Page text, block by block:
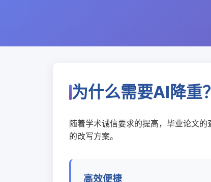
为什么需要AI降重？
随着学术诚信要求的提高，毕业论文
的改写方案。
高效便捷